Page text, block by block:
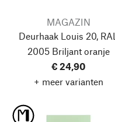
MAGAZIN
Deurhaak Louis 20, RAL
2005 Briljant oranje
€ 24,90
+ meer varianten